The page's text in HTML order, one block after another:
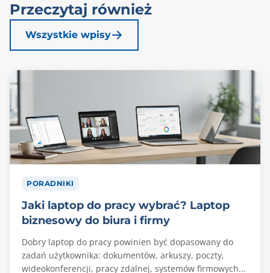
Przeczytaj również
Wszystkie wpisy
PORADNIKI
Jaki laptop do pracy wybrać? Laptop
biznesowy do biura i firmy
Dobry laptop do pracy powinien być dopasowany do
zadań użytkownika: dokumentów, arkuszy, poczty,
wideokonferencji, pracy zdalnej, systemów firmowych...